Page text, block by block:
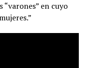
“varones” en cuyo